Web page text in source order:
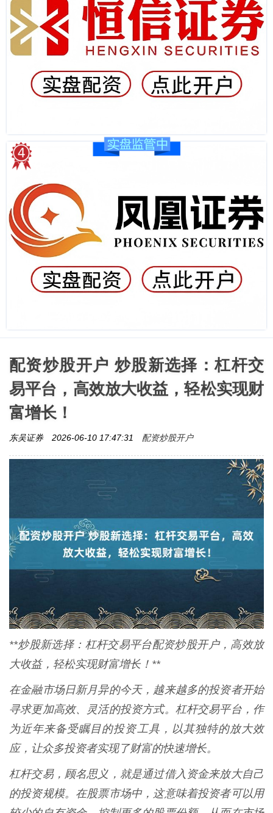
配资炒股开户 炒股新选择：杠杆交
易平台，高效放大收益，轻松实现财
富增长！
东吴证券 2026-06-10 17:47:31 配资炒股开户
**炒股新选择：杠杆交易平台配资炒股开户，高效放
大收益，轻松实现财富增长！**
在金融市场日新月异的今天，越来越多的投资者开始
寻求更加高效、灵活的投资方式。杠杆交易平台，作
为近年来备受瞩目的投资工具，以其独特的放大效
应，让众多投资者实现了财富的快速增长。
杠杆交易，顾名思义，就是通过借入资金来放大自己
的投资规模。在股票市场中，这意味着投资者可以用